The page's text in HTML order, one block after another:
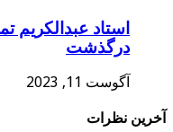
استاد
درگذشت
آگوست 11, 2023
آخرین نظرات